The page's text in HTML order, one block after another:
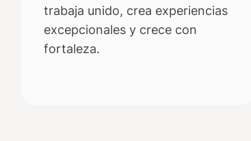
trabaja unido, crea experiencias
excepcionales y crece con
fortaleza.